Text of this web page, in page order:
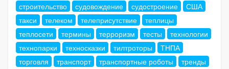
строительство
судовождение судостроение
США
такси
телеком телеприсутствие
теплицы
теплосети
термины терроризм тесты
технологии
технопарки
техносказки тилтроторы
ТНПА
торговля
транспорт транспортные роботы
тренды